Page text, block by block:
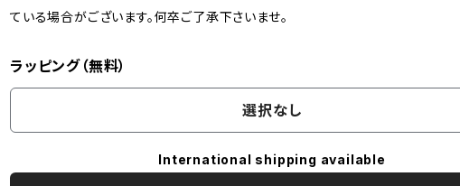
ている場合がございます。何卒ご了承下さいませ。
ラッピング（無料）
選択なし
International shipping available